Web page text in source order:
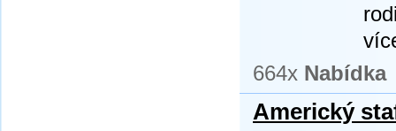
664x Nabídka
Americký